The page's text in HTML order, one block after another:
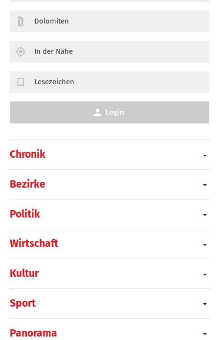
Chronik
Bezirke
Politik
Wirtschaft
Kultur
Sport
Panorama
Dolomiten
In der Nähe
Lesezeichen
Login